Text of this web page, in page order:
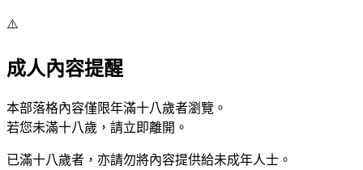
⚠️
成人內容提醒
本部落格內容僅限年滿十八歲者瀏覽。
若您未滿十八歲，請立即離開。
已滿十八歲者，亦請勿將內容提供給未成年人士。